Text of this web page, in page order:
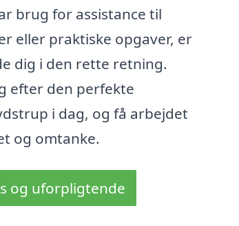
brug for assistance til
eller praktiske opgaver, er
dig i den rette retning.
efter den perfekte
i dag, og få arbejdet
og omtanke.
og uforpligtende